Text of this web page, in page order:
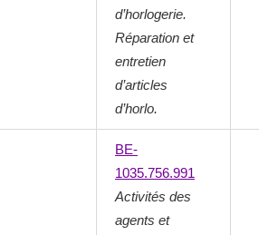
d’horlogerie.
Réparation et
entretien
d’articles
d’horlo.
BE-
1035.756.991
Activités des
agents et